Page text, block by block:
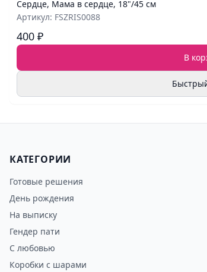
Сердце, Мама в сердце, 18"/45 см
Артикул: FSZRIS0088
400 ₽
В
КАТЕГОРИИ
Готовые решения
День рождения
На выписку
Гендер пати
С любовью
Коробки с шарами